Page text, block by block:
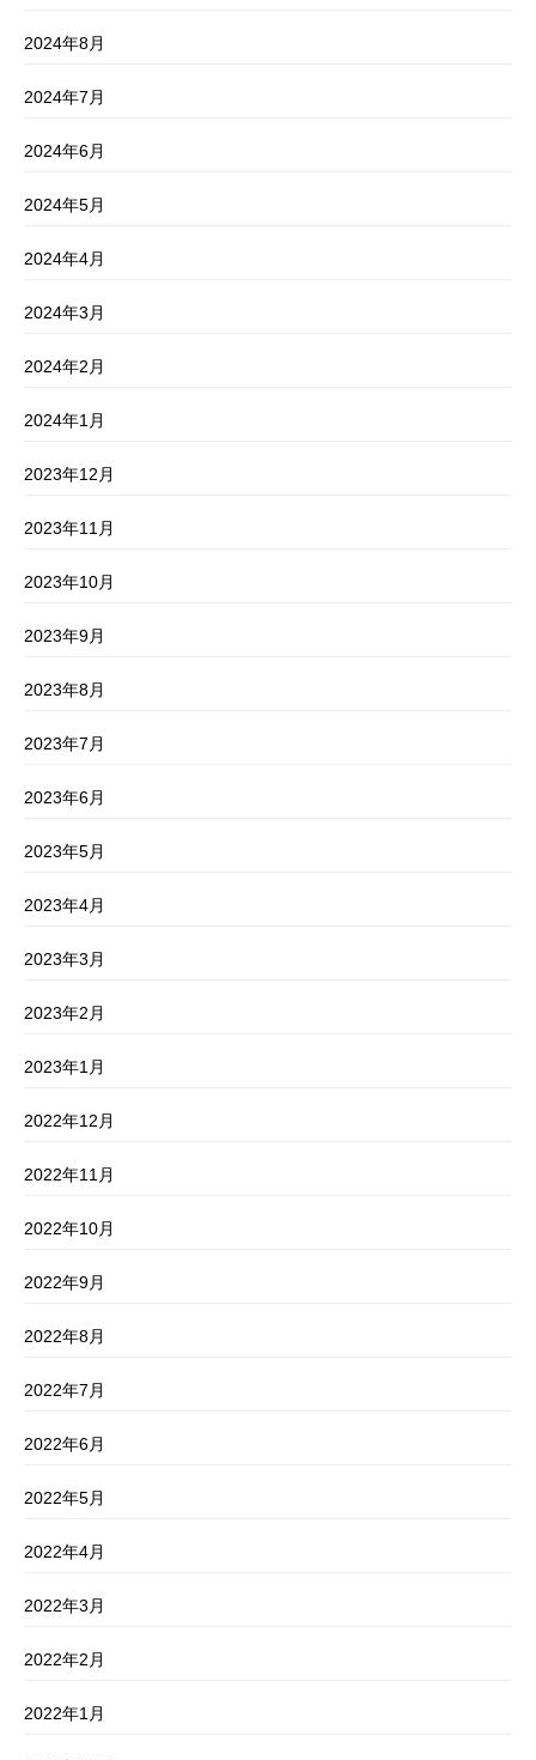
2024年8月
2024年7月
2024年6月
2024年5月
2024年4月
2024年3月
2024年2月
2024年1月
2023年12月
2023年11月
2023年10月
2023年9月
2023年8月
2023年7月
2023年6月
2023年5月
2023年4月
2023年3月
2023年2月
2023年1月
2022年12月
2022年11月
2022年10月
2022年9月
2022年8月
2022年7月
2022年6月
2022年5月
2022年4月
2022年3月
2022年2月
2022年1月